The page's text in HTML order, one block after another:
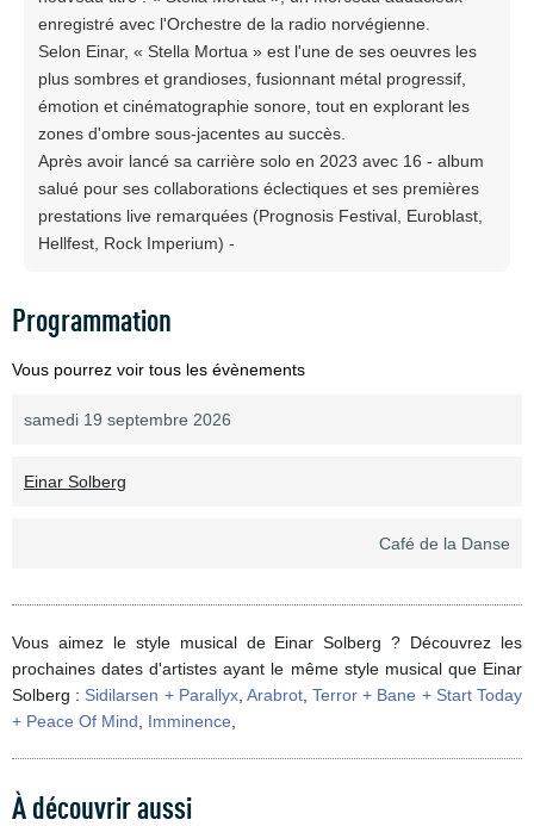
enregistré avec l'Orchestre de la radio norvégienne.
Selon Einar, « Stella Mortua » est l'une de ses oeuvres les
plus sombres et grandioses, fusionnant métal progressif,
émotion et cinématographie sonore, tout en explorant les
zones d'ombre sous-jacentes au succès.
Après avoir lancé sa carrière solo en 2023 avec 16 - album
salué pour ses collaborations éclectiques et ses premières
prestations live remarquées (Prognosis Festival, Euroblast,
Hellfest, Rock Imperium) -
Programmation
Vous pourrez voir tous les évènements
samedi 19 septembre 2026
Einar Solberg
Café de la Danse
Vous aimez le style musical de Einar Solberg ? Découvrez les
prochaines dates d'artistes ayant le même style musical que Einar
Solberg : Sidilarsen + Parallyx, Arabrot,Terror + Bane + Start Today
+ Peace Of Mind, Imminence,
À découvrir aussi